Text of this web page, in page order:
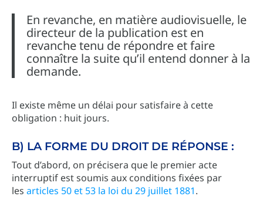
En revanche, en matière audiovisuelle, le
directeur de la publication est en
revanche tenu de répondre et faire
connaître la suite qu’il entend donner à la
demande.
Il existe même un délai pour satisfaire à cette
obligation : huit jours.
B) LA FORME DU DROIT DE RÉPONSE :
Tout d’abord, on précisera que le premier acte
interruptif est soumis aux conditions fixées par
les articles 50 et 53 la loi du 29 juillet 1881.